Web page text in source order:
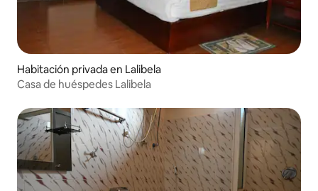
Habitación privada en Lalibela
Casa de huéspedes Lalibela